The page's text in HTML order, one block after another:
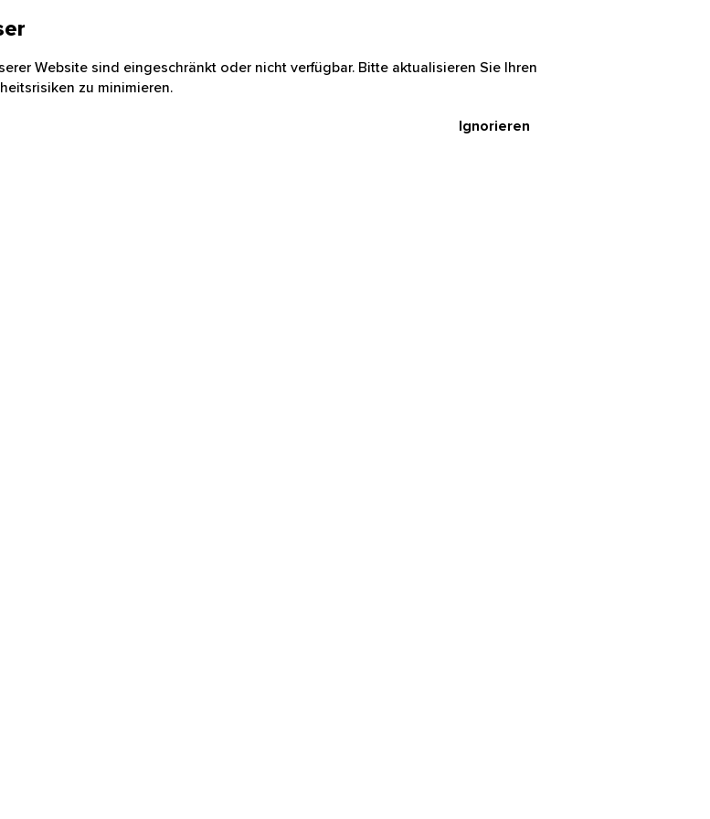
Website sind eingeschränkt oder nicht verfügbar. Bitte aktualisieren Sie Ihren
zu minimieren.
Ignorieren